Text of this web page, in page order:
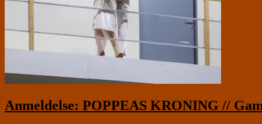
Anmeldelse: POPPEAS KRONING //